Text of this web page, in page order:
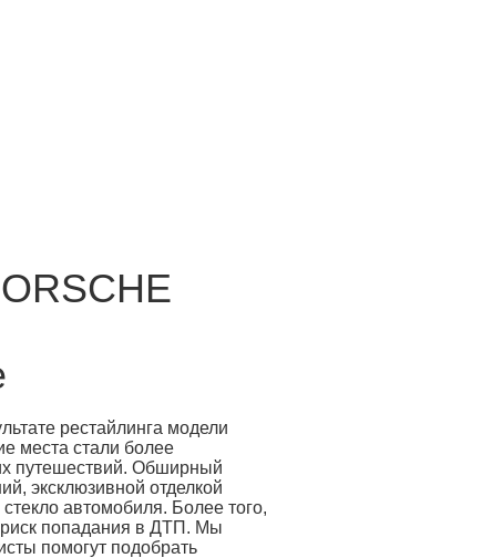
рестайлинга модели
места стали более
путешествий. Обширный
эксклюзивной отделкой
автомобиля. Более того,
риск попадания в ДТП. Мы
помогут подобрать